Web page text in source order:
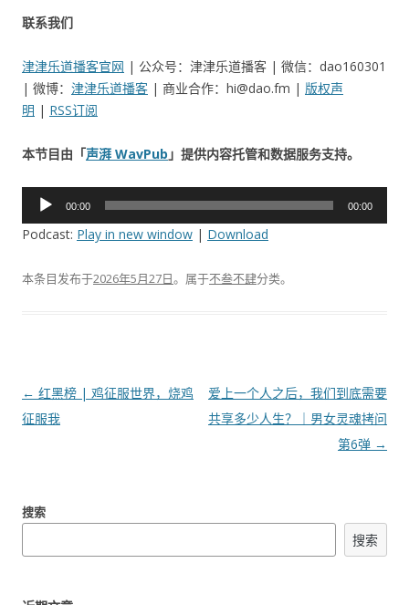
联系我们
津津乐道播客官网 | 公众号：津津乐道播客 | 微信：dao160301
| 微博： 津津乐道播客 | 商业合作：hi@dao.fm | 版权声
明 | RSS订阅
本节目由「声湃 WavPub 」提供内容托管和数据服务支持。
播
器
00:00 00:00
Podcast: Play in new window | Download
本条目发布于2026年5月27日。属于不叁不肆分类。
文
章
← 红黑榜 | 鸡征服世界，烧鸡
征服我
爱上一个人之后，我们到底需要
共享多少人生？｜男女灵魂拷问
第6弹 →
搜索
搜索